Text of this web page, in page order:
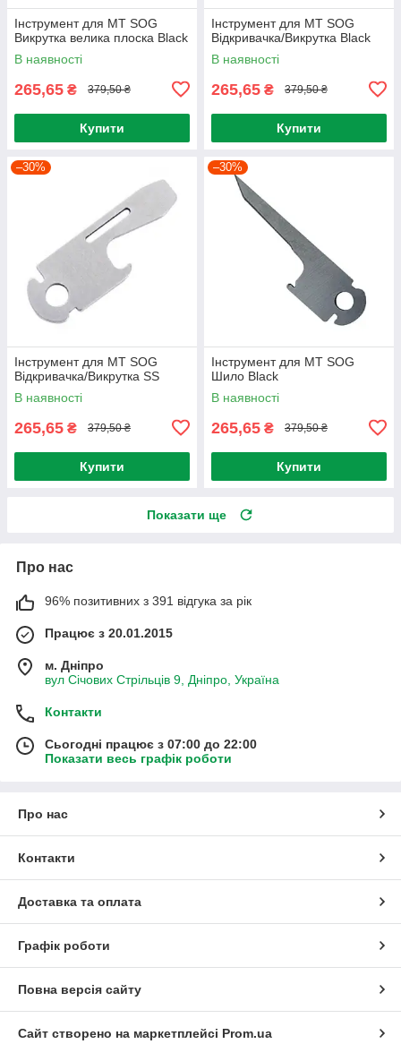
Інструмент для МТ SOG
Викрутка велика плоска Black
В наявності
265,65 ₴ 379,50 ₴
Купити
Інструмент для МТ SOG
Відкривачка/Викрутка Black
В наявності
265,65 ₴ 379,50 ₴
Купити
–30%
Інструмент для МТ SOG
Відкривачка/Викрутка SS
В наявності
265,65 ₴ 379,50 ₴
Купити
–30%
Інструмент для МТ SOG
Шило Black
В наявності
265,65 ₴ 379,50 ₴
Купити
Показати ще
Про нас
96% позитивних з 391 відгука за рік
Працює з 20.01.2015
м. Дніпро
вул Січових Стрільців 9, Дніпро, Україна
Контакти
Сьогодні працює з 07:00 до 22:00
Показати весь графік роботи
Про нас
Контакти
Доставка та оплата
Графік роботи
Повна версія сайту
Сайт створено на маркетплейсі Prom.ua